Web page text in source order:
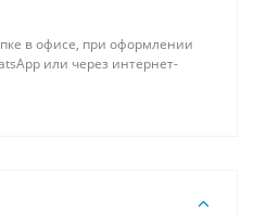
в офисе, при оформлении
или через интернет-